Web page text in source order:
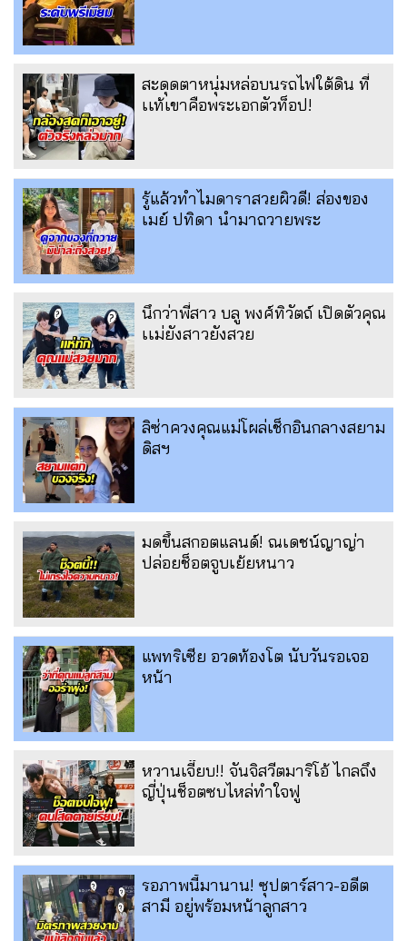
สะดุดตาหนุ่มหล่อบนรถไฟใต้ดิน ที่
เเท้เขาคือพระเอกตัวท็อป!
รู้แล้วทำไมดาราสวยผิวดี! ส่องของ
เมย์ ปทิดา นำมาถวายพระ
นึกว่าพี่สาว บลู พงศ์ทิวัตถ์ เปิดตัวคุณ
เเม่ยังสาวยังสวย
ลิซ่าควงคุณแม่โผล่เช็กอินกลางสยาม
ดิสฯ
มดขึ้นสกอตแลนด์! ณเดชน์ญาญ่า
ปล่อยช็อตจูบเย้ยหนาว
แพทริเซีย อวดท้องโต นับวันรอเจอ
หน้า
หวานเจี๊ยบ!! จันจิสวีตมาริโอ้ ไกลถึง
ญี่ปุ่นช็อตซบไหล่ทำใจฟู
รอภาพนี้มานาน! ซุปตาร์สาว-อดีต
สามี อยู่พร้อมหน้าลูกสาว